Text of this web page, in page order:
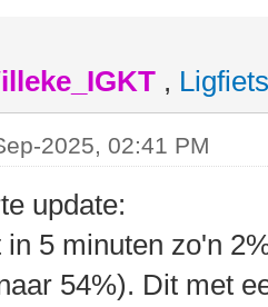
,
2025, 02:41 PM
update:
in 5 minuten zo'n
54%). Dit met